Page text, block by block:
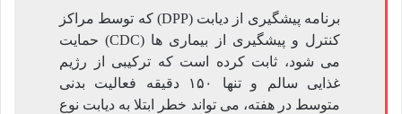
برنامه پیشگیری از دیابت (DPP) که توسط مراکز
کنترل و پیشگیری از بیماری ها (CDC) حمایت
می شود، ثابت کرده است که ترکیبی از رژیم
غذایی سالم و تنها ۱۵۰ دقیقه فعالیت بدنی
متوسط در هفته، می تواند خطر ابتلا به دیابت نوع